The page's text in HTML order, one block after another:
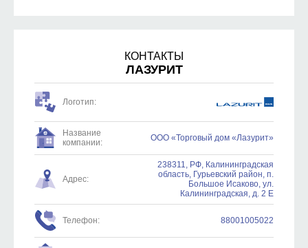
КОНТАКТЫ
ЛАЗУРИТ
Логотип:
Название
компании:
ООО «Торговый дом «Лазурит»
Адрес:
238311, РФ, Калининградская
область, Гурьевский район, п.
Большое Исаково, ул.
Калининградская, д. 2 Е
Телефон: 88001005022